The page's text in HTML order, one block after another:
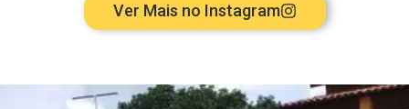
Ver Mais no Instagram